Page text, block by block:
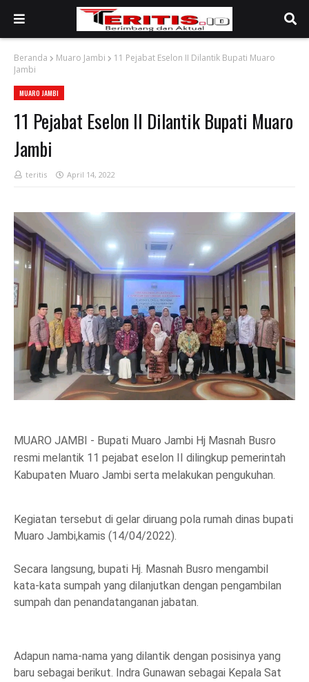
Beranda Muaro Jambi
11 Pejabat Eselon II Dilantik Bupati Muaro
Jambi
MUARO JAMBI
11 Pejabat Eselon II Dilantik Bupati Muaro
Jambi
teritis April 14, 2022
MUARO JAMBI - Bupati Muaro Jambi Hj Masnah Busro
resmi melantik 11 pejabat eselon II dilingkup pemerintah
Kabupaten Muaro Jambi serta melakukan pengukuhan.
Kegiatan tersebut di gelar diruang pola rumah dinas bupati
Muaro Jambi,kamis (14/04/2022).
Secara langsung, bupati Hj. Masnah Busro mengambil
kata-kata sumpah yang dilanjutkan dengan pengambilan
sumpah dan penandatanganan jabatan.
Adapun nama-nama yang dilantik dengan posisinya yang
baru sebagai berikut. Indra Gunawan sebagai Kepala Sat